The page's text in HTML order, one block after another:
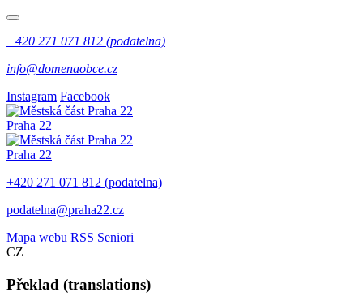
+420 271 071 812 (podatelna)
info@domenaobce.cz
Instagram Facebook
Praha 22
Praha 22
+420 271 071 812 (podatelna)
podatelna@praha22.cz
Mapa webu RSS Seniori
CZ
Překlad (translations)